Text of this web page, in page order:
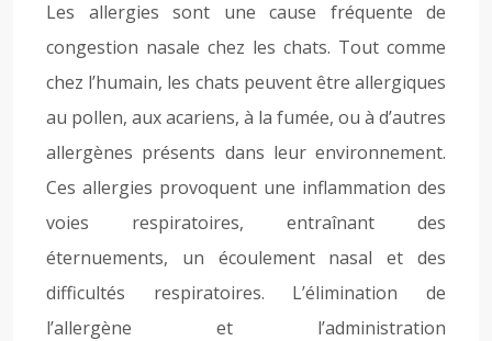
Les allergies sont une cause fréquente de
congestion nasale chez les chats. Tout comme
chez l’humain, les chats peuvent être allergiques
au pollen, aux acariens, à la fumée, ou à d’autres
allergènes présents dans leur environnement.
Ces allergies provoquent une inflammation des
voies respiratoires, entraînant des
éternuements, un écoulement nasal et des
difficultés respiratoires. L’élimination de
l’allergène et l’administration